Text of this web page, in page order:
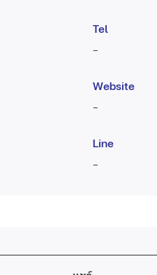
Tel
-
Website
-
Line
-